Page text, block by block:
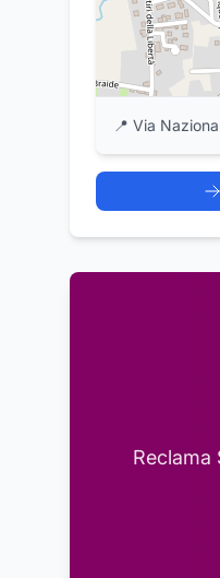
📍 Via
Reclama